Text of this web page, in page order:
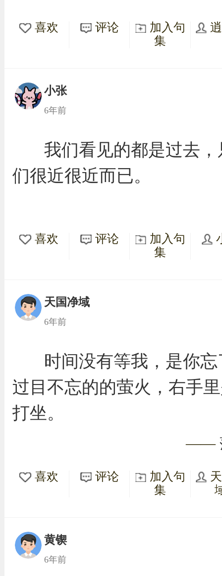
喜欢 评论
加入句
集
小张
6年前
我们看见的都是过去
们很近很近而已。
喜欢 评论
加入句
集
天国净域
6年前
时间没有等我，是你
过目不忘的的萤火，右手
打坐。
——
喜欢 评论
加入句
集
黄锲
6年前